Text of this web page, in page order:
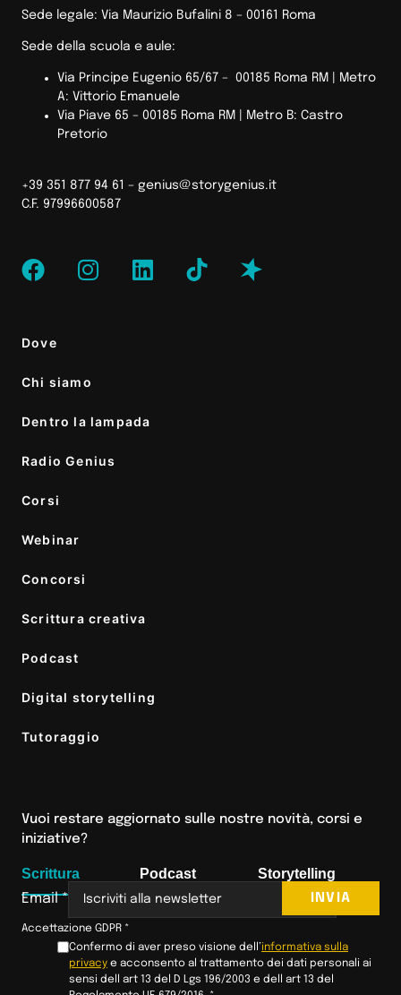
Sede legale: Via Maurizio Bufalini 8 – 00161 Roma
Sede della scuola e aule:
Via Principe Eugenio 65/67 – 00185 Roma RM |
Metro
A: Vittorio Emanuele
Via Piave 65 – 00185 Roma RM | Metro B: Castro
Pretorio
+39 351 877 94 61 – genius@storygenius.it
C.F. 97996600587
Dove
Chi siamo
Dentro la lampada
Radio Genius
Corsi
Webinar
Concorsi
Scrittura creativa
Podcast
Digital storytelling
Tutoraggio
Vuoi restare aggiornato sulle nostre novità, corsi e
iniziative?
Scrittura
Email*
Accettazione GDPR *
Confermo di aver preso visione dell’informativa sulla
privacy e acconsento al trattamento dei dati personali ai
sensi dell art 13 del D Lgs 196/2003 e dell art 13 del
INVIA
Podcast Storytelling